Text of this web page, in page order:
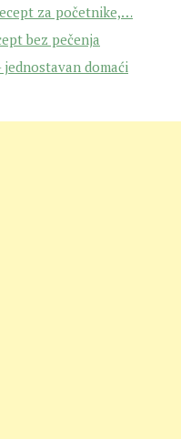
za početnike,…
bez pečenja
domaći